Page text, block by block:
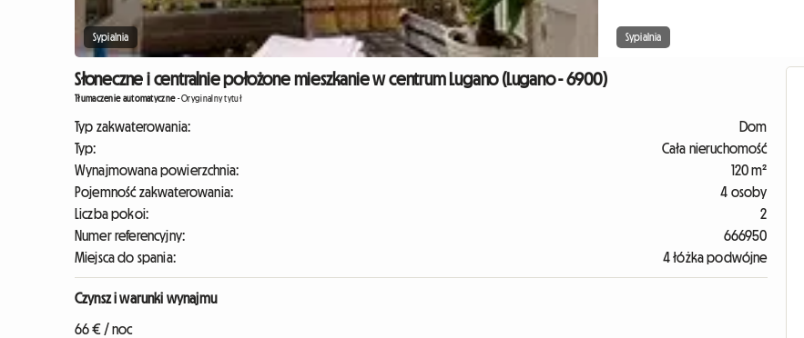
Sypialnia Sypialnia
Słoneczne i centralnie położone mieszkanie w centrum Lugano (Lugano - 6900)
Tłumaczenie automatyczne-Oryginalny tytuł
Typ zakwaterowania:
Dom
Typ:
Cała nieruchomość
Wynajmowana powierzchnia:
120 m²
Pojemność zakwaterowania:
4 osoby
Liczba pokoi:
2
Numer referencyjny:
666950
Miejsca do spania:
4 łóżka podwójne
Czynsz i warunki wynajmu
66 € / noc